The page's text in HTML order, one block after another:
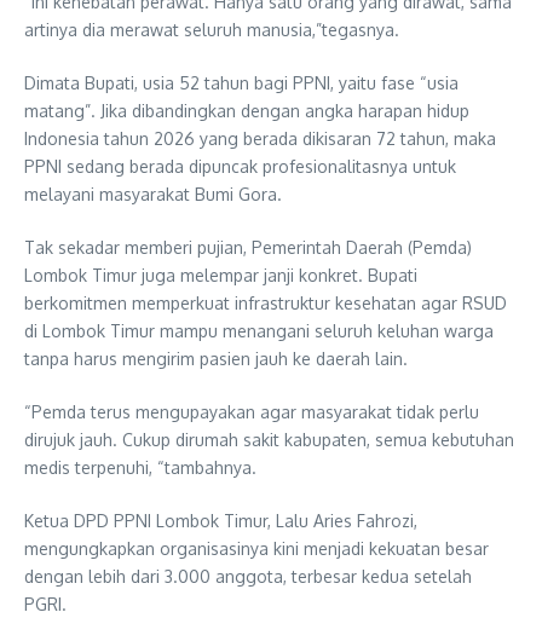
artinya dia merawat seluruh manusia,”tegasnya.
Dimata Bupati, usia 52 tahun bagi PPNI, yaitu fase “usia
matang”. Jika dibandingkan dengan angka harapan hidup
Indonesia tahun 2026 yang berada dikisaran 72 tahun, maka
PPNI sedang berada dipuncak profesionalitasnya untuk
melayani masyarakat Bumi Gora.
Tak sekadar memberi pujian, Pemerintah Daerah (Pemda)
Lombok Timur juga melempar janji konkret. Bupati
berkomitmen memperkuat infrastruktur kesehatan agar RSUD
di Lombok Timur mampu menangani seluruh keluhan warga
tanpa harus mengirim pasien jauh ke daerah lain.
“Pemda terus mengupayakan agar masyarakat tidak perlu
dirujuk jauh. Cukup dirumah sakit kabupaten, semua kebutuhan
medis terpenuhi, “tambahnya.
Ketua DPD PPNI Lombok Timur, Lalu Aries Fahrozi,
mengungkapkan organisasinya kini menjadi kekuatan besar
dengan lebih dari 3.000 anggota, terbesar kedua setelah
PGRI.